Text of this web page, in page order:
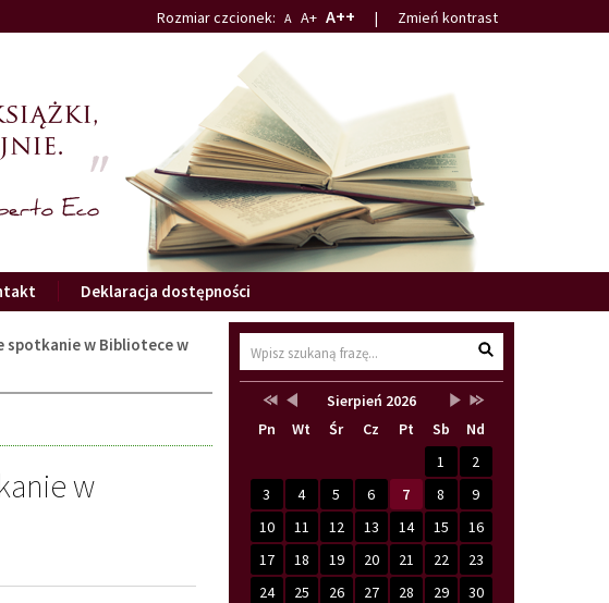
Rozmiar czcionek: A A+ A++ | Zmień kontrast
Deklaracja dostępności
spotkanie w Bibliotece w
w
Wyszukaj
Kalendarz Lista
wydarzeń
w
Sierpień 2026Brak
tym
miesiącu.
Przestaw
na
Przestaw
na
Przestaw
na
Wrzesień
Przestaw
na
Sierpień
2027
Pn Wt Śr Cz Pt Sb
Nd
1
2
3
4 5 6 7 8
9
10
11 12 13 14 15
16
17
18 19 20 21 22
23
24
25 26 27 28 29
30